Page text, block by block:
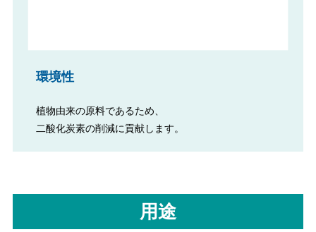
環境性
植物由来の原料であるため、
二酸化炭素の削減に貢献します。
用途